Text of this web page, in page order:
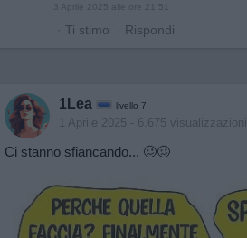
3 Aprile 2025 alle ore 21:51
· Ti stimo · Rispondi
1Lea livello 7
1 Aprile 2025 - 6.675 visualizzazioni
Ci stanno sfiancando... 🥴🥴